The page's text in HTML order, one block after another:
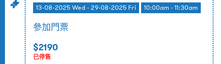
13-08-2025 Wed - 29-08-2025 Fri 10:00am - 11:30am
參加門票
$2190
已停售